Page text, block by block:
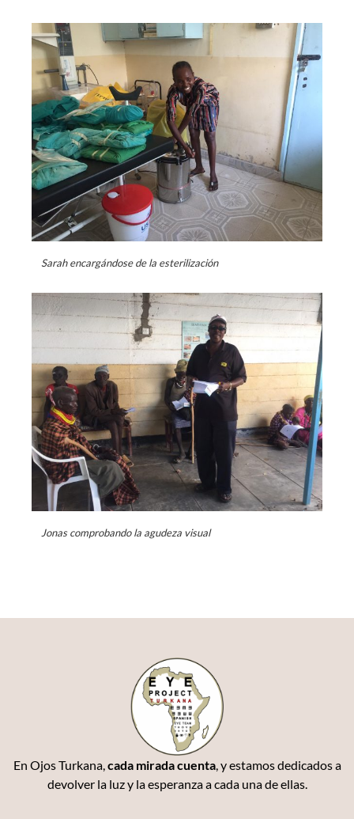
Sarah encargándose de la esterilización
Jonas comprobando la agudeza visual
En Ojos Turkana,cada mirada cuenta, y estamos dedicados a
devolver la luz y la esperanza a cada una de ellas.